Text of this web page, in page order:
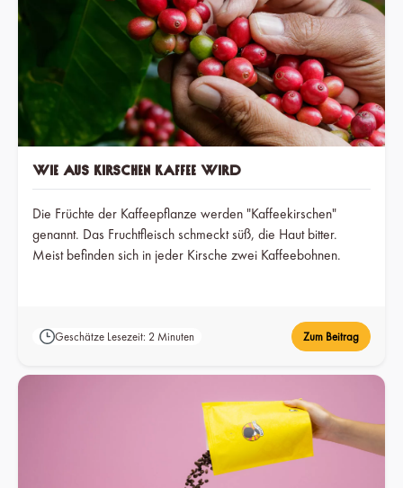
Wie aus Kirschen Kaffee wird
Die Früchte der Kaffeepflanze werden "Kaffeekirschen"
genannt. Das Fruchtfleisch schmeckt süß, die Haut bitter.
Meist befinden sich in jeder Kirsche zwei Kaffeebohnen.
Geschätze Lesezeit: 2 Minuten Zum Beitrag